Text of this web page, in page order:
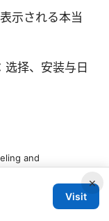
示される本当
择、安装与日
and
×
Visit